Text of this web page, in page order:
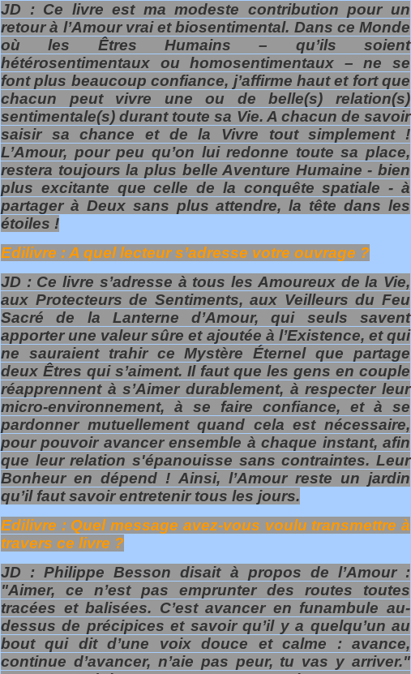
JD : Ce livre est ma modeste contribution pour un
retour à l’Amour vrai et biosentimental. Dans ce Monde
où les Êtres Humains – qu’ils soient
hétérosentimentaux ou homosentimentaux – ne se
font plus beaucoup confiance, j’affirme haut et fort que
chacun peut vivre une ou de belle(s) relation(s)
sentimentale(s) durant toute sa Vie. A chacun de savoir
saisir sa chance et de la Vivre tout simplement !
L’Amour, pour peu qu’on lui redonne toute sa place,
restera toujours la plus belle Aventure Humaine - bien
plus excitante que celle de la conquête spatiale - à
partager à Deux sans plus attendre, la tête dans les
étoiles !
Edilivre : A quel lecteur s’adresse votre ouvrage ?
JD : Ce livre s’adresse à tous les Amoureux de la Vie,
aux Protecteurs de Sentiments, aux Veilleurs du Feu
Sacré de la Lanterne d’Amour, qui seuls savent
apporter une valeur sûre et ajoutée à l’Existence, et qui
ne sauraient trahir ce Mystère Éternel que partage
deux Êtres qui s’aiment. Il faut que les gens en couple
réapprennent à s’Aimer durablement, à respecter leur
micro-environnement, à se faire confiance, et à se
pardonner mutuellement quand cela est nécessaire,
pour pouvoir avancer ensemble à chaque instant, afin
que leur relation s'épanouisse sans contraintes. Leur
Bonheur en dépend ! Ainsi, l’Amour reste un jardin
qu’il faut savoir entretenir tous les jours.
Edilivre : Quel message avez-vous voulu transmettre à
travers ce livre ?
JD : Philippe Besson disait à propos de l’Amour :
"Aimer, ce n’est pas emprunter des routes toutes
tracées et balisées. C’est avancer en funambule au-
dessus de précipices et savoir qu’il y a quelqu’un au
bout qui dit d’une voix douce et calme : avance,
continue d’avancer, n’aie pas peur, tu vas y arriver."